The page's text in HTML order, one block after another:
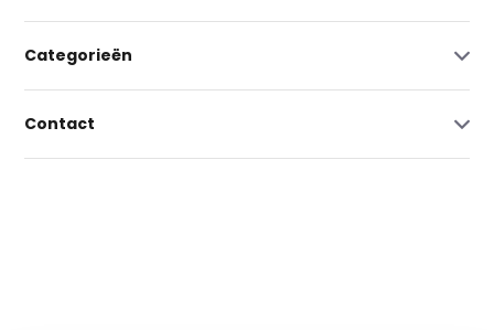
Categorieën
Contact